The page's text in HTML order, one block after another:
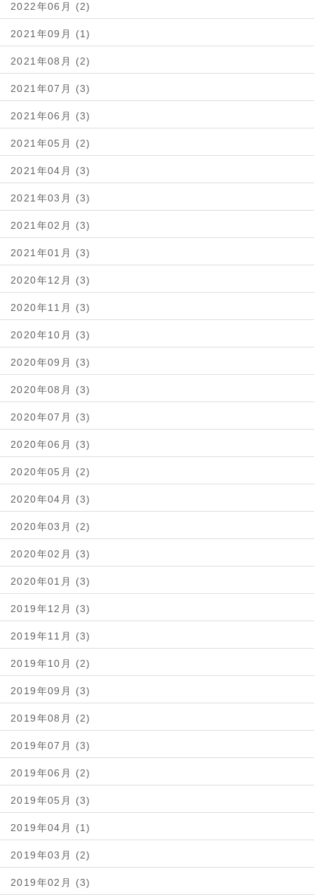
2022年06月 (2)
2021年09月 (1)
2021年08月 (2)
2021年07月 (3)
2021年06月 (3)
2021年05月 (2)
2021年04月 (3)
2021年03月 (3)
2021年02月 (3)
2021年01月 (3)
2020年12月 (3)
2020年11月 (3)
2020年10月 (3)
2020年09月 (3)
2020年08月 (3)
2020年07月 (3)
2020年06月 (3)
2020年05月 (2)
2020年04月 (3)
2020年03月 (2)
2020年02月 (3)
2020年01月 (3)
2019年12月 (3)
2019年11月 (3)
2019年10月 (2)
2019年09月 (3)
2019年08月 (2)
2019年07月 (3)
2019年06月 (2)
2019年05月 (3)
2019年04月 (1)
2019年03月 (2)
2019年02月 (3)